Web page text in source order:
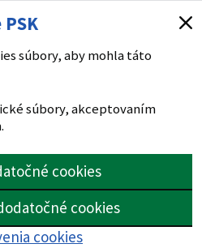
súbory, aby mohla táto
súbory, akceptovaním
cookies
cookies
cookies